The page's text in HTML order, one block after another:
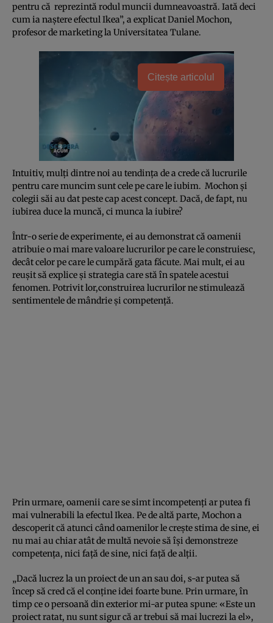
pentru că reprezintă rodul muncii dumneavoastră. Iată deci
cum ia naştere efectul Ikea”, a explicat Daniel Mochon,
profesor de marketing la Universitatea Tulane.
Citește articolul
Intuitiv, mulţi dintre noi au tendinţa de a crede că lucrurile
pentru care muncim sunt cele pe care le iubim. Mochon şi
colegii săi au dat peste cap acest concept. Dacă, de fapt, nu
iubirea duce la muncă, ci munca la iubire?
Într-o serie de experimente, ei au demonstrat că oamenii
atribuie o mai mare valoare lucrurilor pe care le construiesc,
decât celor pe care le cumpără gata făcute. Mai mult, ei au
reuşit să explice şi strategia care stă în spatele acestui
fenomen. Potrivit lor,construirea lucrurilor ne stimulează
sentimentele de mândrie şi competenţă.
Prin urmare, oamenii care se simt incompetenţi ar putea fi
mai vulnerabili la efectul Ikea. Pe de altă parte, Mochon a
descoperit că atunci când oamenilor le creşte stima de sine, ei
nu mai au chiar atât de multă nevoie să îşi demonstreze
competenţa, nici faţă de sine, nici faţă de alţii.
„Dacă lucrez la un proiect de un an sau doi, s-ar putea să
încep să cred că el conţine idei foarte bune. Prin urmare, în
timp ce o persoană din exterior mi-ar putea spune: «Este un
proiect ratat, nu sunt sigur că ar trebui să mai lucrezi la el»,